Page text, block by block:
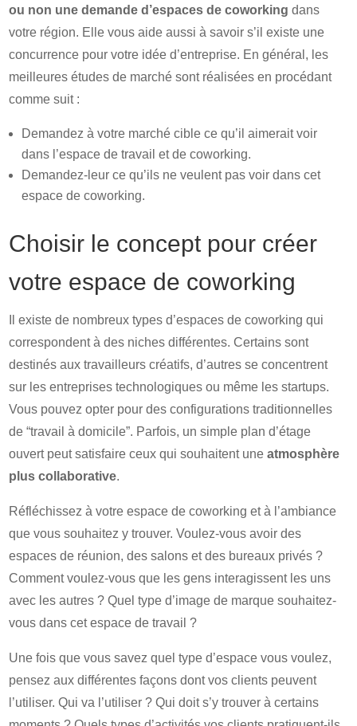
ou non une demande d’espaces de coworking dans
votre région. Elle vous aide aussi à savoir s’il existe une
concurrence pour votre idée d’entreprise. En général, les
meilleures études de marché sont réalisées en procédant
comme suit :
Demandez à votre marché cible ce qu’il aimerait voir
dans l’espace de travail et de coworking.
Demandez-leur ce qu’ils ne veulent pas voir dans cet
espace de coworking.
Choisir le concept pour créer
votre espace de coworking
Il existe de nombreux types d’espaces de coworking qui
correspondent à des niches différentes. Certains sont
destinés aux travailleurs créatifs, d’autres se concentrent
sur les entreprises technologiques ou même les startups.
Vous pouvez opter pour des configurations traditionnelles
de “travail à domicile”. Parfois, un simple plan d’étage
ouvert peut satisfaire ceux qui souhaitent uneatmosphère
plus collaborative.
Réfléchissez à votre espace de coworking et à l’ambiance
que vous souhaitez y trouver. Voulez-vous avoir des
espaces de réunion, des salons et des bureaux privés ?
Comment voulez-vous que les gens interagissent les uns
avec les autres ? Quel type d’image de marque souhaitez-
vous dans cet espace de travail ?
Une fois que vous savez quel type d’espace vous voulez,
pensez aux différentes façons dont vos clients peuvent
l’utiliser. Qui va l’utiliser ? Qui doit s’y trouver à certains